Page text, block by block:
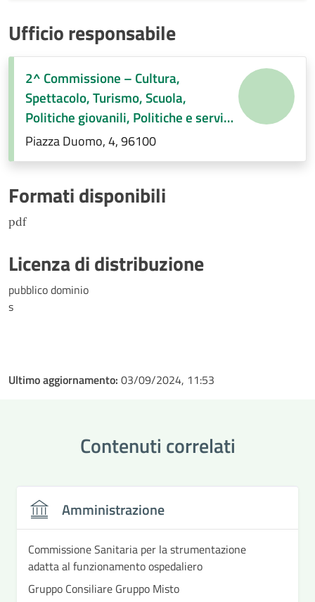
Ufficio responsabile
2^ Commissione – Cultura,
Spettacolo, Turismo, Scuola,
Politiche giovanili, Politiche e servizi
sociali, Pari opportunità e
immigrazione, Regolamenti di
Piazza Duomo, 4, 96100
Formati disponibili
pdf
Licenza di distribuzione
pubblico dominio
s
Ultimo aggiornamento: 03/09/2024, 11:53
Contenuti correlati
Amministrazione
Commissione Sanitaria per la strumentazione
adatta al funzionamento ospedaliero
Gruppo Consiliare Gruppo Misto